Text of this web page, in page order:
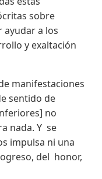
sobre
ayudar a los
y exaltación
manifestaciones
sentido de
no
nada. Y se
impulsa ni una
del honor,